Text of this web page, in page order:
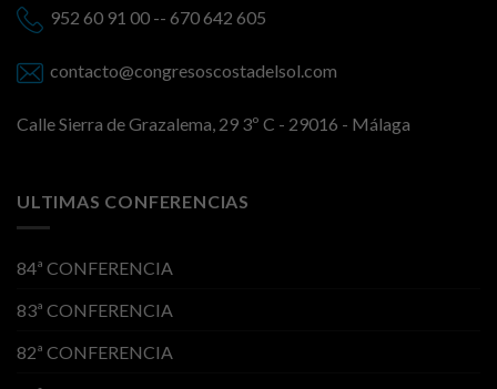
952 60 91 00 -- 670 642 605
contacto@congresoscostadelsol.com
Calle Sierra de Grazalema, 29 3º C - 29016 - Málaga
ULTIMAS CONFERENCIAS
84ª CONFERENCIA
83ª CONFERENCIA
82ª CONFERENCIA